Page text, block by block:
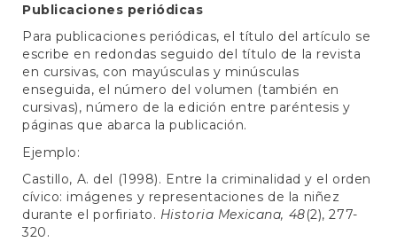
Publicaciones periódicas
Para publicaciones periódicas, el título del artículo se
escribe en redondas seguido del título de la revista
en cursivas, con mayúsculas y minúsculas
enseguida, el número del volumen (también en
cursivas), número de la edición entre paréntesis y
páginas que abarca la publicación.
Ejemplo:
Castillo, A. del (1998). Entre la criminalidad y el orden
cívico: imágenes y representaciones de la niñez
durante el porfiriato. Historia Mexicana, 48(2), 277-
320.